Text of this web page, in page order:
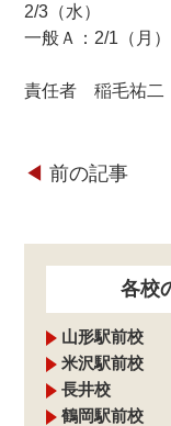
2/3（水）
一般Ａ：2/1（月
責任者 稲毛祐二
◀︎ 前の記事
各校
山形駅前校
米沢駅前校
長井校
鶴岡駅前校